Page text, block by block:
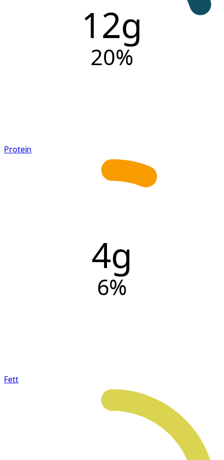
12g
20%
Protein
4g
6%
Fett